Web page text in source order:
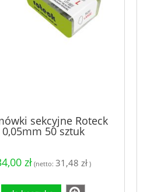
sekcyjne Roteck
0,05mm 50 sztuk
zł (netto: 31,48 zł)